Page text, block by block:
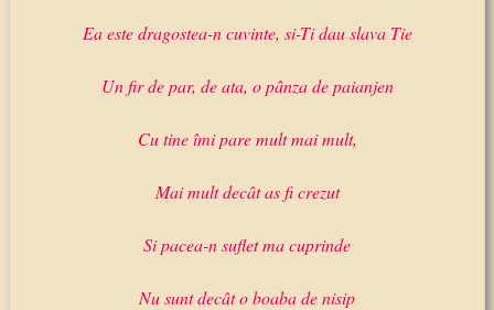
Ea este dragostea-n cuvinte, si-Ti dau slava Tie
Un fir de par, de ata, o pânza de paianjen
Cu tine îmi pare mult mai mult,
Mai mult decât as fi crezut
Si pacea-n suflet ma cuprinde
Nu sunt decât o boaba de nisip